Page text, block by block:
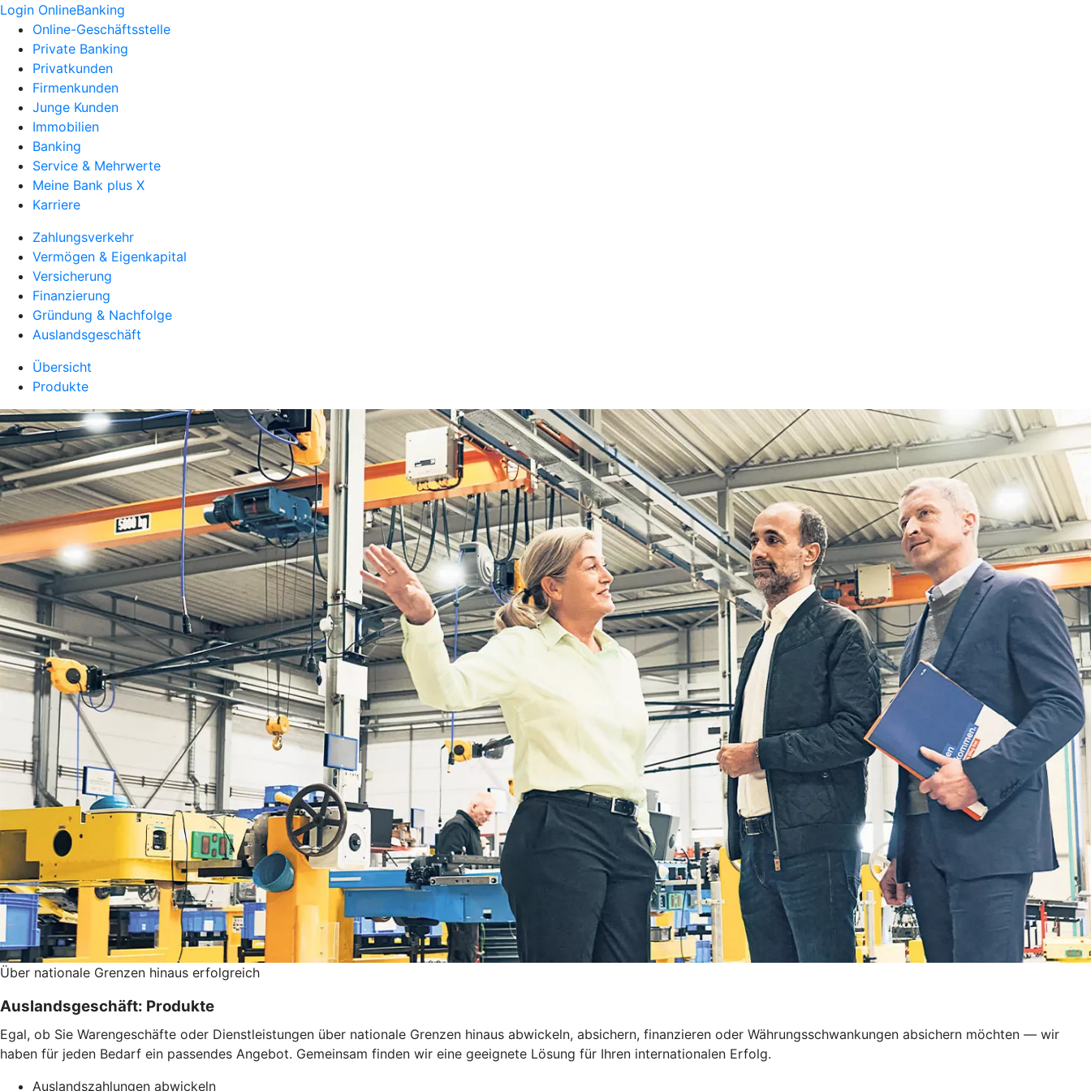
Login OnlineBanking
Online-Geschäftsstelle
Private Banking
Privatkunden
Firmenkunden
Junge Kunden
Immobilien
Banking
Service & Mehrwerte
Meine Bank plus X
Karriere
Zahlungsverkehr
Vermögen & Eigenkapital
Versicherung
Finanzierung
Gründung & Nachfolge
Auslandsgeschäft
Übersicht
Produkte
Über nationale Grenzen hinaus erfolgreich
Auslandsgeschäft: Produkte
Egal, ob Sie Warengeschäfte oder Dienstleistungen über nationale Grenzen hinaus abwickeln, absichern, finanzieren oder Währungsschwankungen absichern möchten — wir
haben für jeden Bedarf ein passendes Angebot. Gemeinsam finden wir eine geeignete Lösung für Ihren internationalen Erfolg.
Auslandszahlungen abwickeln